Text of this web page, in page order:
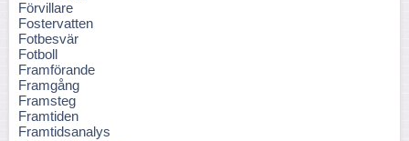
Förvillare
Fostervatten
Fotbesvär
Fotboll
Framförande
Framgång
Framsteg
Framtiden
Framtidsanalys